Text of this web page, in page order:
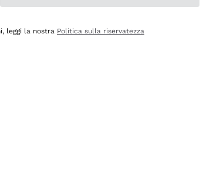
leggi la nostra Politica sulla riservatezza